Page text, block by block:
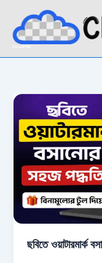
content
ছবিতে ওয়াটারমার্ক